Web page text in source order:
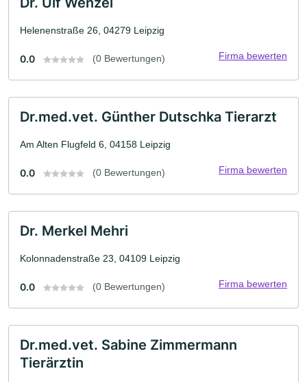
Helenenstraße 26, 04279 Leipzig
0.0 (0 Bewertungen) Firma bewerten
Dr.med.vet. Günther Dutschka Tierarzt
Am Alten Flugfeld 6, 04158 Leipzig
0.0 (0 Bewertungen) Firma bewerten
Dr. Merkel Mehri
Kolonnadenstraße 23, 04109 Leipzig
0.0 (0 Bewertungen) Firma bewerten
Dr.med.vet. Sabine Zimmermann
Tierärztin